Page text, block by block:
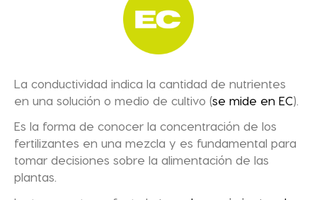
La conductividad indica la cantidad de nutrientes
en una solución o medio de cultivo (se mide en EC).
Es la forma de conocer la concentración de los
fertilizantes en una mezcla y es fundamental para
tomar decisiones sobre la alimentación de las
plantas.